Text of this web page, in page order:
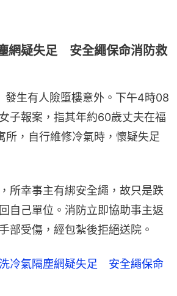
網疑失足 安全繩保命消防救
發生有人險墮樓意外。下午4時08
子報案，指其年約60歲丈夫在福
所，自行維修冷氣時，懷疑失足
所幸事主有綁安全繩，故只是跌
自己單位。消防立即協助事主返
部受傷，經包紮後拒絕送院。
冷氣隔塵網疑失足 安全繩保命